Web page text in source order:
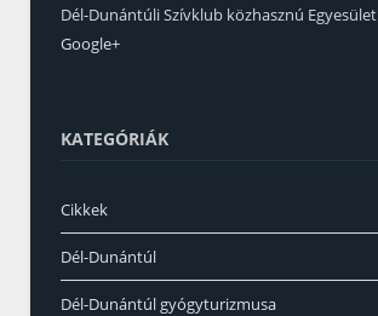
Dél-Dunántúli Szívklub közhasznú Egyesület
Google+
KATEGÓRIÁK
Cikkek
Dél-Dunántúl
Dél-Dunántúl gyógyturizmusa